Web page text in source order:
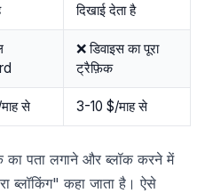
दिखाई देता है
❌ डिवाइस का पूरा
ट्रैफ़िक
से 3-10 $/माह से
पता लगाने और ब्लॉक करने में
ब्लॉकिंग" कहा जाता है। ऐसे